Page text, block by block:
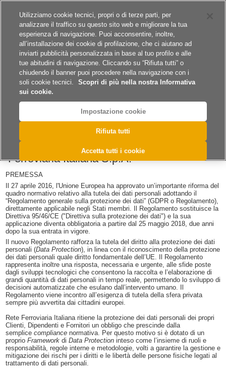
A
La Protezione dei Dati Personali in Rete
Ferroviaria Italiana S.p.A.
PREMESSA
Il 27 aprile 2016, l'Unione Europea ha approvato un’importante riforma del
quadro normativo relativo alla tutela dei dati personali adottando il
“Regolamento generale sulla protezione dei dati” (GDPR o Regolamento),
direttamente applicabile negli Stati membri. Il Regolamento sostituisce la
Direttiva 95/46/CE ("Direttiva sulla protezione dei dati") e la sua
applicazione diventa obbligatoria a partire dal 25 maggio 2018, due anni
dopo la sua entrata in vigore.
Il nuovo Regolamento rafforza la tutela del diritto alla protezione dei dati
personali (Data Protection), in linea con il riconoscimento della protezione
dei dati personali quale diritto fondamentale dell’UE. Il Regolamento
rappresenta inoltre una risposta, necessaria e urgente, alle sfide poste
dagli sviluppi tecnologici che consentono la raccolta e l’elaborazione di
grandi quantità di dati personali in tempo reale, permettendo lo sviluppo di
decisioni automatizzate che esulano dall’intervento umano. Il
Regolamento viene incontro all’esigenza di tutela della sfera privata
sempre più avvertita dai cittadini europei.
Rete Ferroviaria Italiana ritiene la protezione dei dati personali dei propri
Clienti, Dipendenti e Fornitori un obbligo che prescinde dalla
semplice compliancenormativa. Per questo motivo si è dotato di un
proprio Frameworkdi Data Protectioninteso come l’insieme di ruoli e
responsabilità, regole interne e metodologie, volti a garantire la gestione e
mitigazione dei rischi per i diritti e le libertà delle persone fisiche legati al
trattamento di dati personali.
Utilizziamo cookie tecnici, propri o di terze parti, per
analizzare il traffico su questo sito web e migliorare la tua
esperienza di navigazione. Puoi acconsentire, inoltre,
all’installazione dei cookie di profilazione, che ci aiutano ad
inviarti pubblicità personalizzata in base al tuo profilo e alle
tue abitudini di navigazione. Cliccando su “Rifiuta tutti” o
chiudendo il banner puoi procedere nella navigazione con i
soli cookie tecnici.
Scopri di più nella nostra Informativa
sui cookie.
Impostazione cookie
Rifiuta tutti
Accetta tutti i cookie